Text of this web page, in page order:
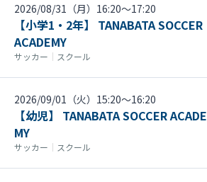
2026/08/31（月）16:20〜17:20
【小学1・2年】 TANABATA SOCCER
ACADEMY
サッカー ｜ スクール
2026/09/01（火）15:20〜16:20
【幼児】 TANABATA SOCCER ACADE
MY
サッカー ｜ スクール